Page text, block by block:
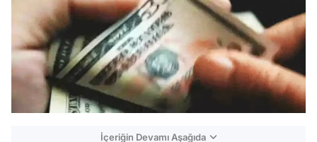
İçeriğin Devamı Aşağıda